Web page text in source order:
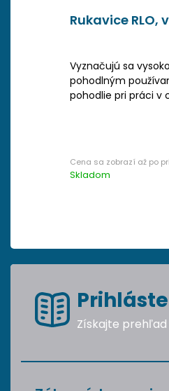
Rukavice RLO,
Vyznačujú sa
pohodlným
pohodlie pri práci v
Skladom
Získajte